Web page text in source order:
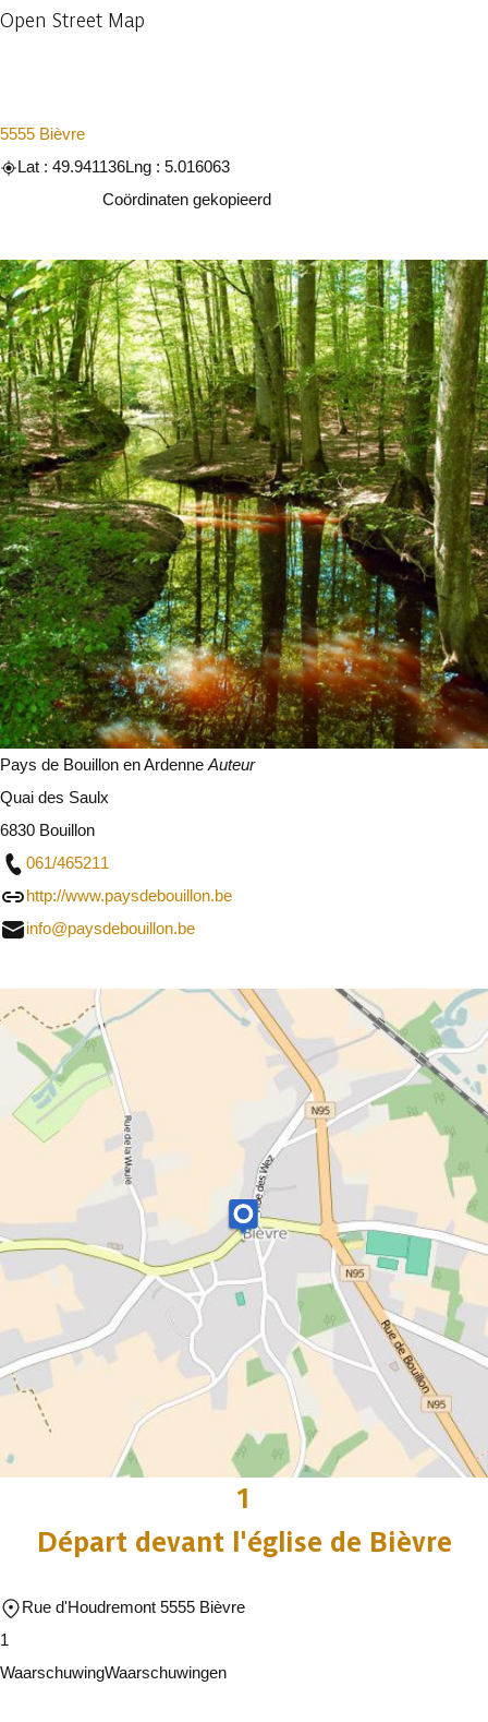
Open Street Map
5555 Bièvre
Lat : 49.941136Lng : 5.016063
Coördinaten gekopieerd
Pays de Bouillon en Ardenne Auteur
Quai des Saulx
6830 Bouillon
061/465211
http://www.paysdebouillon.be
info@paysdebouillon.be
1
Départ devant l'église de Bièvre
Rue d'Houdremont 5555 Bièvre
1
WaarschuwingWaarschuwingen